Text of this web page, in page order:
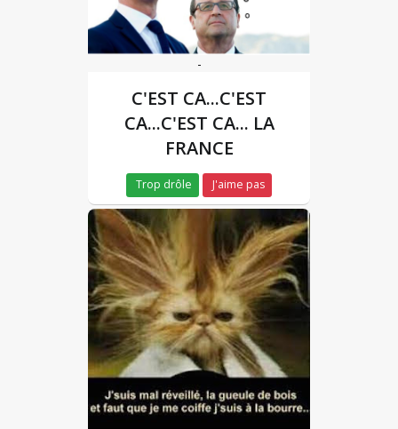
-
C'EST CA...C'EST
CA...C'EST CA... LA
FRANCE
Trop drôle J'aime pas